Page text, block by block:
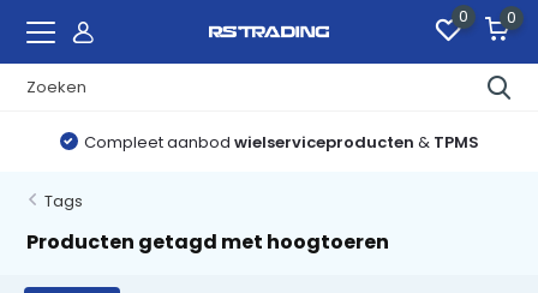
0 0
Compleet aanbod wielserviceproducten & TPMS
Tags
Producten getagd met hoogtoeren